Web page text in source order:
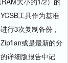
工具作为基准
行3次复制备份，
或是最新的分
详细版报告中记